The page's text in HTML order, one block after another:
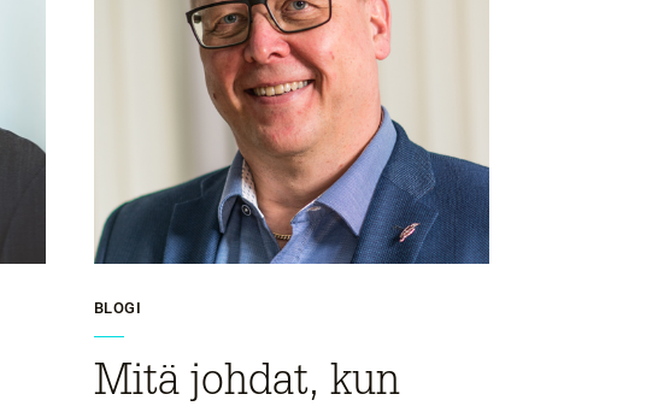
BLOGI
Mitä johdat, kun